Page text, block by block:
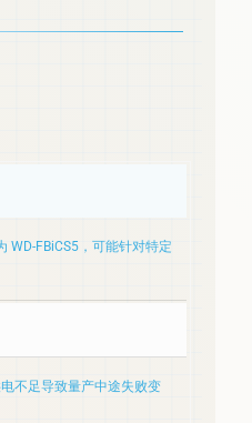
WD-FBiCS5，可能针对特定
不足导致量产中途失败变